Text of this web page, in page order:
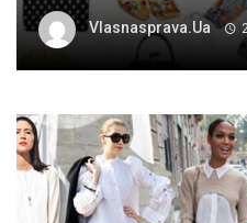
Vlasnasprava.ua